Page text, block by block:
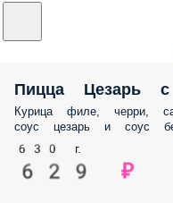
Пицца Цезарь с
Курица филе, черри,
соус цезарь и соус
630 г.
629 ₽